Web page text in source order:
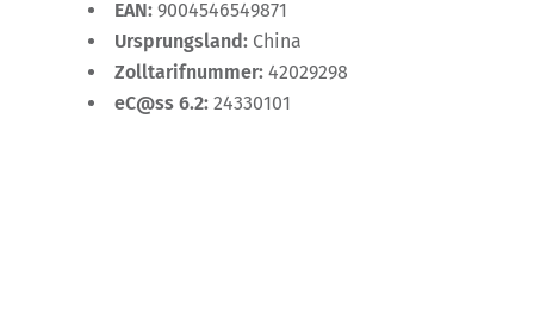
EAN: 9004546549871
Ursprungsland: China
Zolltarifnummer: 42029298
eC@ss 6.2: 24330101